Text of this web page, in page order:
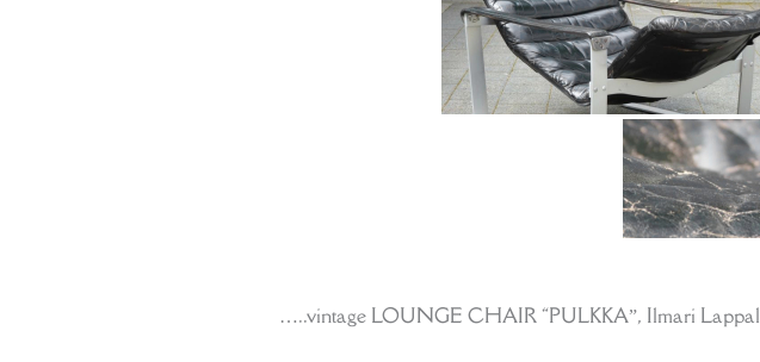
…..vintage LOUNGE CHAIR “PULKKA”, Ilmari